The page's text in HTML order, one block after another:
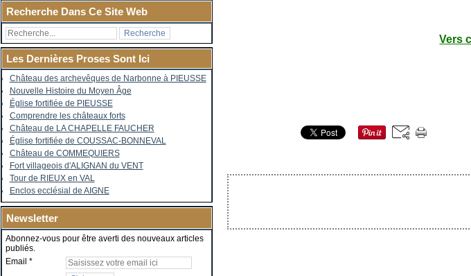
Recherche Dans Ce Site Web
Les Dernières Proses Sont Ici
Château des archevêques de Narbonne à PIEUSSE
Nouvelle Histoire du Moyen Âge
Église fortifiée de PIEUSSE
Comprendre les châteaux forts
Château de LA CHAPELLE FAUCHER
Église fortifiée de COUSSAC-BONNEVAL
Château de COMMEQUIERS
Fort villageois d'ALIGNAN du VENT
Tour de RIEUX en VAL
Enclos ecclésial de AIGNE
Newsletter
Abonnez-vous pour être averti des nouveaux articles
publiés.
Email
Vers